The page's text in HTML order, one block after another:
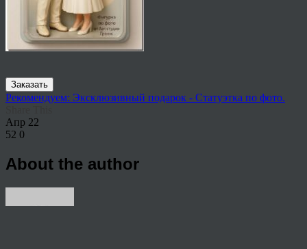
Заказать
Рекомендуем: Эксклюзивный подарок - Статуэтка по фото.
Апр 22
52 0
About the author